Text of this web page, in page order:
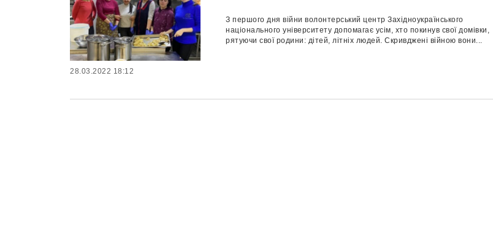
З першого дня війни волонтерський центр Західноукраїнського
національного університету допомагає усім, хто покинув свої домівки,
рятуючи свої родини: дітей, літніх людей. Скривджені війною вони...
28.03.2022 18:12